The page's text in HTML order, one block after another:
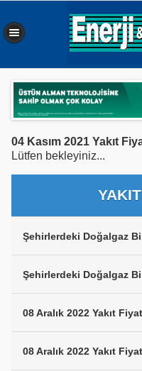
04 Kasım 2021 Yakıt
Lütfen bekleyiniz...
08 Aralık 2022 Yakıt
08 Aralık 2022 Yakıt